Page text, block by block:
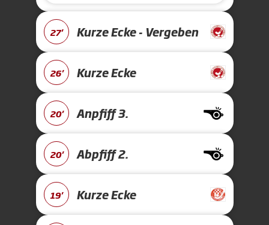
27' Kurze Ecke - Vergeben
26' Kurze Ecke
20' Anpfiff 3.
20' Abpfiff 2.
19' Kurze Ecke